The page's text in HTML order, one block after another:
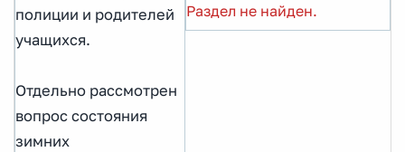
полиции и родителей
учащихся.
Отдельно рассмотрен
вопрос состояния
зимних
Раздел не найден.